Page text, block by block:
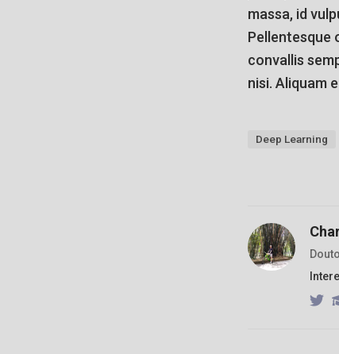
massa, id
Pellentesque
convallis
nisi. Aliquam
Deep Learning